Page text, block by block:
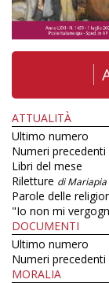
ATTUALITÀ
Ultimo numero
Numeri precedenti
Libri del mese
Riletture di Mariapia
Parole delle
"Io non mi
DOCUMENTI
Ultimo numero
Numeri precedenti
MORALIA